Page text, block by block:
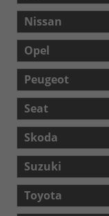
Nissan
Opel
Peugeot
Seat
Skoda
Suzuki
Toyota